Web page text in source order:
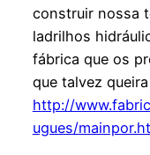
construir nossa
ladrilhos
fábrica que os
que talvez
http://
ugues/